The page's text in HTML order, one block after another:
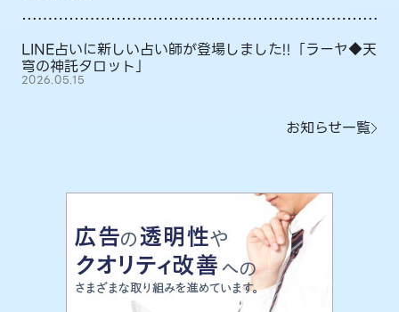
LINE占いに新しい占い師が登場しました!!「ラーヤ◆天
穹の神託タロット」
2026.05.15
お知らせ一覧